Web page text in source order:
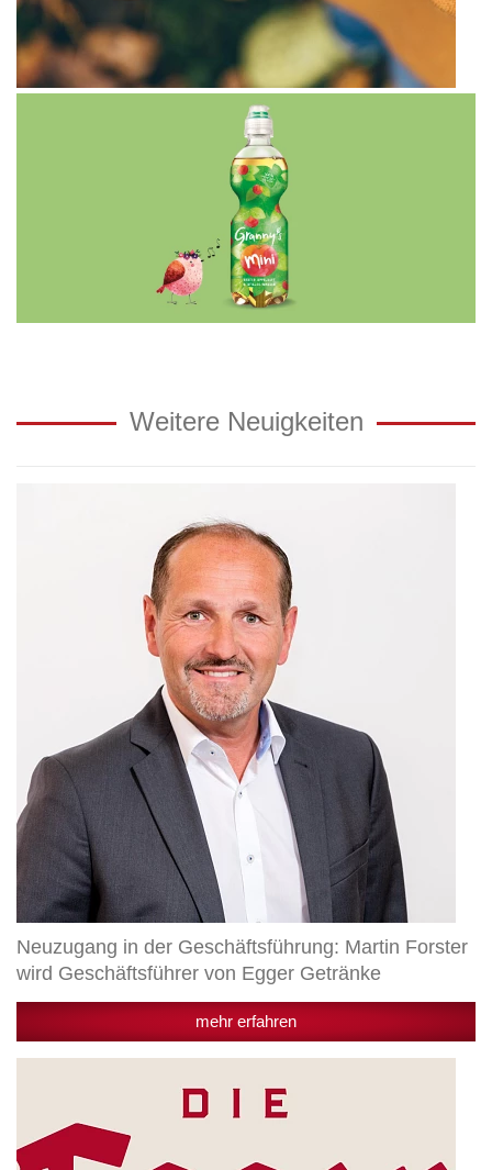
Weitere Neuigkeiten
Neuzugang in der Geschäftsführung: Martin Forster
wird Geschäftsführer von Egger Getränke
mehr erfahren
Zwei
Braumeister